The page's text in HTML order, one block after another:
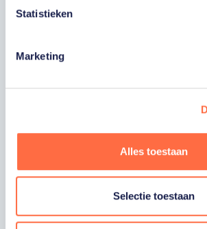
Statistieken
Marketing
Alles toestaan
Selectie toestaan
E-MAILADRES
TeamNL, het TeamNL Huis,
video’s en merchandise. Je
Ja, ik wil als fan van TeamNL
acties van onze commerciële
verstuurd door TeamNL. Je